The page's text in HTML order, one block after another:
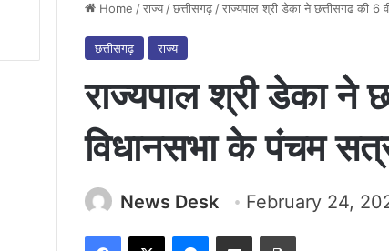
Home /राज्य /छत्तीसगढ़ /राज्यपाल श्री डेका ने छत्तीसगढ की 6
छत्तीसगढ़ राज्य
राज्यपाल श्री डेका ने
विधानसभा के पंचम
News Desk February 24,
Facebook
X Messenger
Share via Email Print